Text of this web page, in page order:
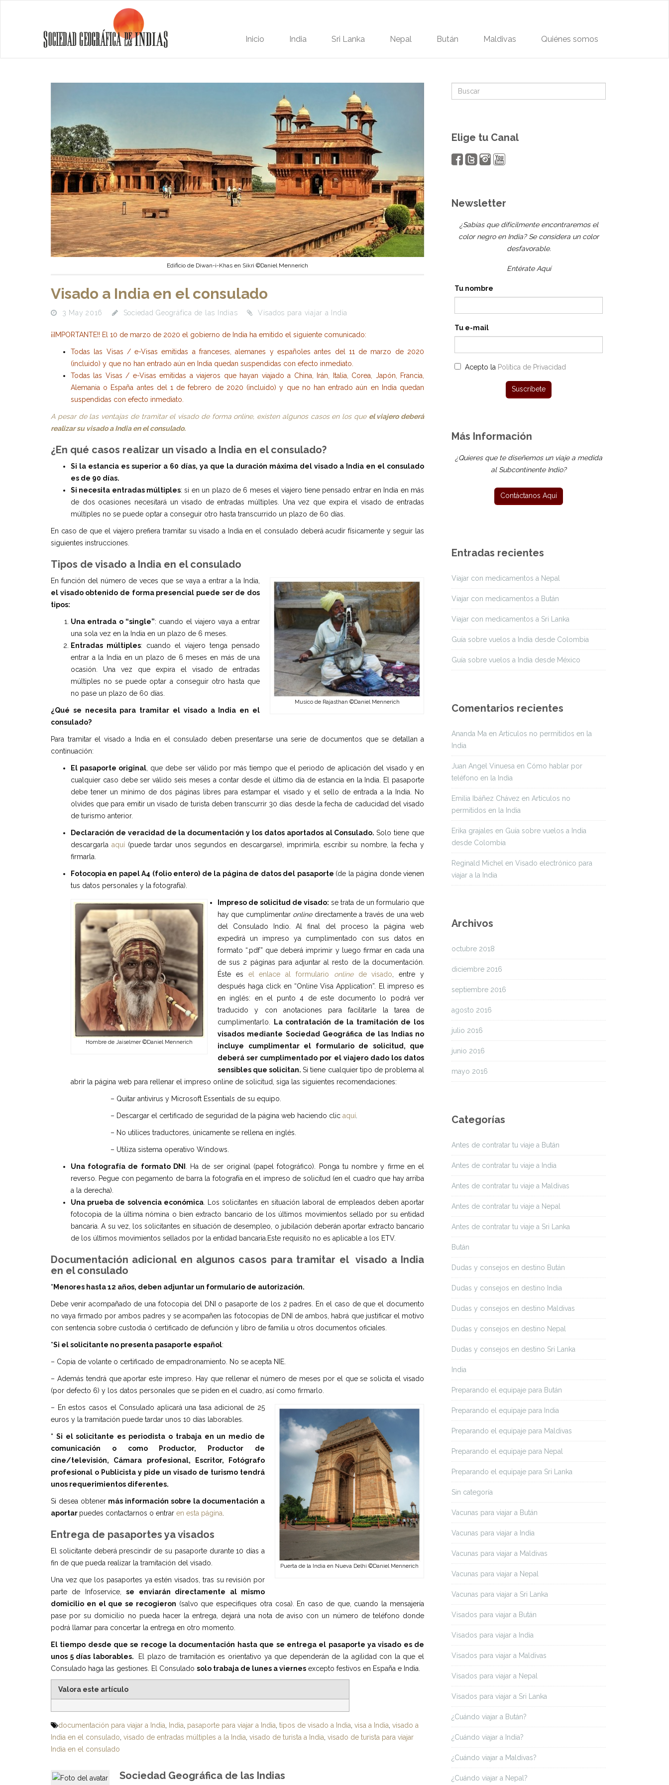
Inicio India Sri Lanka Nepal Bután Maldivas Quiénes somos
Edificio de Diwan-i-Khas en Sikri ©Daniel Mennerich
Visado a India en el consulado
3 May 2016 Sociedad Geográfica de las Indias Visados para viajar a India
¡¡IMPORTANTE!! El 10 de marzo de 2020 el gobierno de India ha emitido el siguiente comunicado:
Todas las Visas / e-Visas emitidas a franceses, alemanes y españoles antes del 11 de marzo de 2020
(incluido) y que no han entrado aún en India quedan suspendidas con efecto inmediato.
Todas las Visas / e-Visas emitidas a viajeros que hayan viajado a China, Irán, Italia, Corea, Japón, Francia,
Alemania o España antes del 1 de febrero de 2020 (incluido) y que no han entrado aún en India quedan
suspendidas con efecto inmediato.
A pesar de las ventajas de tramitar el visado de forma online, existen algunos casos en los que el viajero deberá
realizar su visado a India en el consulado.
¿En qué casos realizar un visado a India en el consulado?
Si la estancia es superior a 60 días, ya que la duración máxima del visado a India en el consulado
es de 90 días.
Si necesita entradas múltiples: si en un plazo de 6 meses el viajero tiene pensado entrar en India en más
de dos ocasiones necesitará un visado de entradas múltiples. Una vez que expira el visado de entradas
múltiples no se puede optar a conseguir otro hasta transcurrido un plazo de 60 días.
En caso de que el viajero prefiera tramitar su visado a India en el consulado deberá acudir físicamente y seguir las
siguientes instrucciones.
Tipos de visado a India en el consulado
Musico de Rajasthan ©Daniel Mennerich
En función del número de veces que se vaya a entrar a la India,
el visado obtenido de forma presencial puede ser de dos
tipos:
Una entrada o “single”: cuando el viajero vaya a entrar
una sola vez en la India en un plazo de 6 meses.
Entradas múltiples: cuando el viajero tenga pensado
entrar a la India en un plazo de 6 meses en más de una
ocasión. Una vez que expira el visado de entradas
múltiples no se puede optar a conseguir otro hasta que
no pase un plazo de 60 días.
¿Qué se necesita para tramitar el visado a India en el
consulado?
Para tramitar el visado a India en el consulado deben presentarse una serie de documentos que se detallan a
continuación:
El pasaporte original , que debe ser válido por más tiempo que el periodo de aplicación del visado y en
cualquier caso debe ser válido seis meses a contar desde el último día de estancia en la India. El pasaporte
debe tener un mínimo de dos páginas libres para estampar el visado y el sello de entrada a la India. No
olvides que para emitir un visado de turista deben transcurrir 30 días desde la fecha de caducidad del visado
de turismo anterior.
Declaración de veracidad de la documentación y los datos aportados al Consulado.Solo tiene que
descargarla aquí (puede tardar unos segundos en descargarse), imprimirla, escribir su nombre, la fecha y
firmarla.
Fotocopia en papel A4 (folio entero) de la página de datos del pasaporte (de la página donde vienen
tus datos personales y la fotografía).
Hombre de Jaiselmer ©Daniel Mennerich
Impreso de solicitud de visado: se trata de un formulario que
hay que cumplimentar online directamente a través de una web
del Consulado Indio. Al final del proceso la página web
expedirá un impreso ya cumplimentado con sus datos en
formato “.pdf” que deberá imprimir y luego firmar en cada una
de sus 2 páginas para adjuntar al resto de la documentación.
Éste es el enlace al formulario online de visado , entre y
después haga click en “Online Visa Application”. El impreso es
en inglés: en el punto 4 de este documento lo podrá ver
traducido y con anotaciones para facilitarle la tarea de
cumplimentarlo.
La contratación de la tramitación de los
visados mediante Sociedad Geográfica de las Indias no
incluye cumplimentar el formulario de solicitud, que
deberá ser cumplimentado por el viajero dado los datos
sensibles que solicitan.Si tiene cualquier tipo de problema al
abrir la página web para rellenar el impreso online de solicitud, siga las siguientes recomendaciones:
– Quitar antivirus y Microsoft Essentials de su equipo.
– Descargar el certificado de seguridad de la página web haciendo clic aquí
– No utilices traductores, únicamente se rellena en inglés.
– Utiliza sistema operativo Windows.
Una fotografía de formato DNI
. Ha de ser original (papel fotográfico). Ponga tu nombre y firme en el
reverso. Pegue con pegamento de barra la fotografía en el impreso de solicitud (en el cuadro que hay arriba
a la derecha).
Una prueba de solvencia económica. Los solicitantes en situación laboral de empleados deben aportar
fotocopia de la última nómina o bien extracto bancario de los últimos movimientos sellado por su entidad
bancaria. A su vez, los solicitantes en situación de desempleo, o jubilación deberán aportar extracto bancario
de los últimos movimientos sellados por la entidad bancaria.Este requisito no es aplicable a los ETV.
Documentación adicional en algunos casos para tramitar elvisado a India
en el consulado
*Menores hasta 12 años, deben adjuntar un formulario de autorización.
Debe venir acompañado de una fotocopia del DNI o pasaporte de los 2 padres. En el caso de que el documento
no vaya firmado por ambos padres y se acompañen las fotocopias de DNI de ambos, habrá que justificar el motivo
con sentencia sobre custodia ó certificado de defunción y libro de familia u otros documentos oficiales.
*Si el solicitante no presenta pasaporte español:
– Copia de volante o certificado de empadronamiento. No se acepta NIE.
– Además tendrá que aportar este impreso. Hay que rellenar el número de meses por el que se solicita el visado
(por defecto 6) y los datos personales que se piden en el cuadro, así como firmarlo.
Puerta de la India en Nueva Delhi ©Daniel Mennerich
– En estos casos el Consulado aplicará una tasa adicional de 25
euros y la tramitación puede tardar unos 10 días laborables.
* Si el solicitante es periodista o trabaja en un medio de
comunicación o como Productor, Productor de
cine/televisión, Cámara profesional, Escritor, Fotógrafo
profesional o Publicista y pide un visado de turismo tendrá
unos requerimientos diferentes.
Si desea obtener más información sobre la documentación a
aportar puedes contactarnos o entrar en esta página
Entrega de pasaportes ya visados
El solicitante deberá prescindir de su pasaporte durante 10 días a
fin de que pueda realizar la tramitación del visado.
Una vez que los pasaportes ya estén visados, tras su revisión por
parte de Infoservice,se enviarán directamente al mismo
domicilio en el que se recogieron (salvo que especifiques otra cosa). En caso de que, cuando la mensajería
pase por su domicilio no pueda hacer la entrega, dejará una nota de aviso con un número de teléfono donde
podrá llamar para concertar la entrega en otro momento.
El tiempo desde que se recoge la documentación hasta que se entrega el pasaporte ya visado es de
unos 5 días laborables.
El plazo de tramitación es orientativo ya que dependerán de la agilidad con la que el
Consulado haga las gestiones. El Consulado solo trabaja de lunes a viernes excepto festivos en España e India.
Valora este artículo
documentación para viajar a India India pasaporte para viajar a India tipos de visado a India visa a India visado a
India en el consulado visado de entradas múltiples a la India visado de turista a India visado de turista para viajar
India en el consulado
Sociedad Geográfica de las Indias
Elige tu Canal
Newsletter
¿Sabías que difícilmente encontraremos el
color negro en India? Se considera un color
desfavorable.
Entérate Aquí
Tu nombre
Tu e-mail
Acepto la Política de Privacidad
Más Información
¿Quieres que te diseñemos un viaje a medida
al Subcontinente Indio?
Entradas recientes
Viajar con medicamentos a Nepal
Viajar con medicamentos a Bután
Viajar con medicamentos a Sri Lanka
Guía sobre vuelos a India desde Colombia
Guía sobre vuelos a India desde México
Comentarios recientes
Ananda Ma en Artículos no permitidos en la
India
Juan Angel Vinuesa en Cómo hablar por
teléfono en la India
Emilia Ibáñez Chávez en Artículos no
permitidos en la India
Erika grajales en Guía sobre vuelos a India
desde Colombia
Reginald Michel en Visado electrónico para
viajar a la India
Archivos
octubre 2018
diciembre 2016
septiembre 2016
agosto 2016
julio 2016
junio 2016
mayo 2016
Categorías
Antes de contratar tu viaje a Bután
Antes de contratar tu viaje a India
Antes de contratar tu viaje a Maldivas
Antes de contratar tu viaje a Nepal
Antes de contratar tu viaje a Sri Lanka
Bután
Dudas y consejos en destino Bután
Dudas y consejos en destino India
Dudas y consejos en destino Maldivas
Dudas y consejos en destino Nepal
Dudas y consejos en destino Sri Lanka
India
Preparando el equipaje para Bután
Preparando el equipaje para India
Preparando el equipaje para Maldivas
Preparando el equipaje para Nepal
Preparando el equipaje para Sri Lanka
Sin categoría
Vacunas para viajar a Bután
Vacunas para viajar a India
Vacunas para viajar a Maldivas
Vacunas para viajar a Nepal
Vacunas para viajar a Sri Lanka
Visados para viajar a Bután
Visados para viajar a India
Visados para viajar a Maldivas
Visados para viajar a Nepal
Visados para viajar a Sri Lanka
¿Cuándo viajar a Bután?
¿Cuándo viajar a India?
¿Cuándo viajar a Maldivas?
¿Cuándo viajar a Nepal?